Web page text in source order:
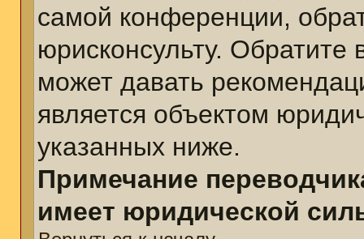
самой конференции,
юрисконсульту.
может давать
является объектом
указанных ниже.
Примечание
имеет юридической